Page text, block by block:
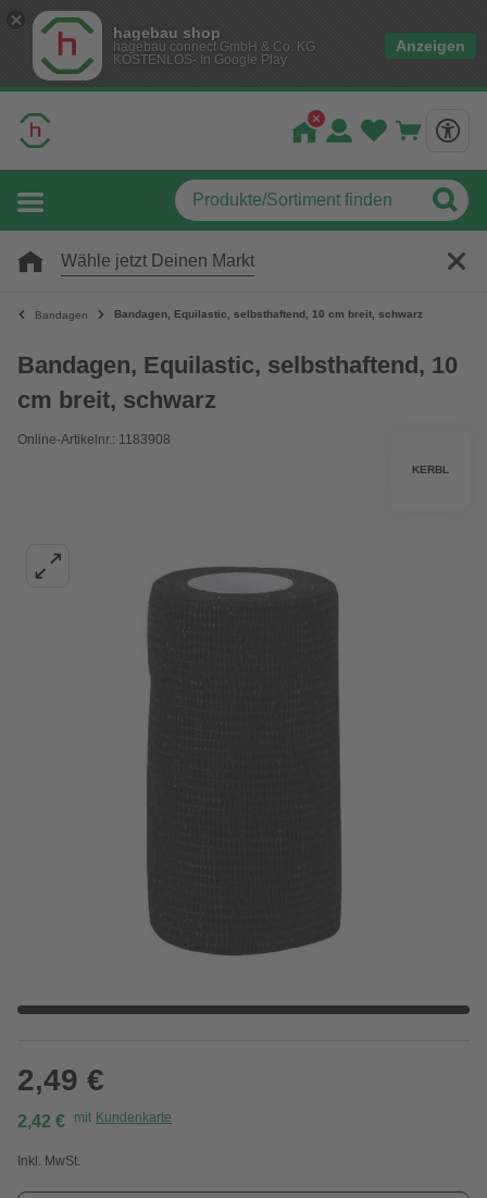
hagebau shop
hagebau connect GmbH & Co. KG
KOSTENLOS- In Google Play
Anzeigen
Wähle jetzt Deinen Markt
Bandagen Bandagen, Equilastic, selbsthaftend, 10 cm breit, schwarz
Bandagen, Equilastic, selbsthaftend, 10
cm breit, schwarz
Online-Artikelnr.: 1183908
KERBL
2,49 €
2,42 € mit Kundenkarte
Inkl. MwSt.